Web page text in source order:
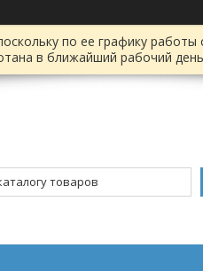
по ее графику
в ближайший рабочий